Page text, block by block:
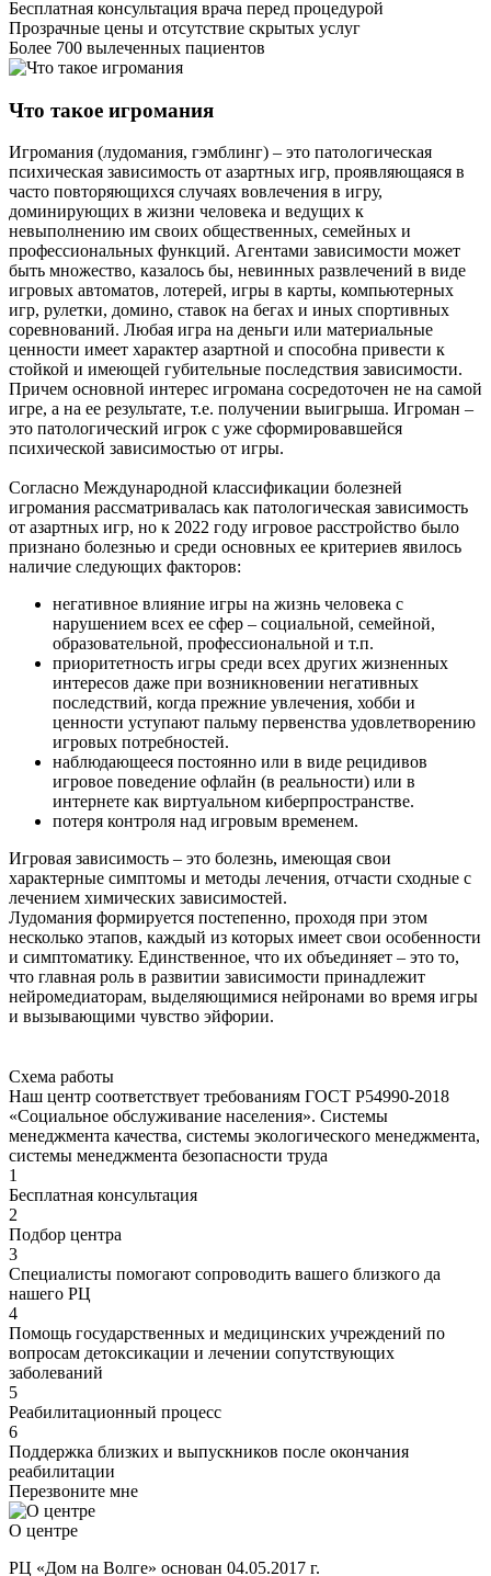
Бесплатная консультация врача перед процедурой
Прозрачные цены и отсутствие скрытых услуг
Более 700 вылеченных пациентов
Что такое игромания
Игромания (лудомания, гэмблинг) – это патологическая
психическая зависимость от азартных игр, проявляющаяся в
часто повторяющихся случаях вовлечения в игру,
доминирующих в жизни человека и ведущих к
невыполнению им своих общественных, семейных и
профессиональных функций. Агентами зависимости может
быть множество, казалось бы, невинных развлечений в виде
игровых автоматов, лотерей, игры в карты, компьютерных
игр, рулетки, домино, ставок на бегах и иных спортивных
соревнований. Любая игра на деньги или материальные
ценности имеет характер азартной и способна привести к
стойкой и имеющей губительные последствия зависимости.
Причем основной интерес игромана сосредоточен не на самой
игре, а на ее результате, т.е. получении выигрыша. Игроман –
это патологический игрок с уже сформировавшейся
психической зависимостью от игры.
Согласно Международной классификации болезней
игромания рассматривалась как патологическая зависимость
от азартных игр, но к 2022 году игровое расстройство было
признано болезнью и среди основных ее критериев явилось
наличие следующих факторов:
негативное влияние игры на жизнь человека с
нарушением всех ее сфер – социальной, семейной,
образовательной, профессиональной и т.п.
приоритетность игры среди всех других жизненных
интересов даже при возникновении негативных
последствий, когда прежние увлечения, хобби и
ценности уступают пальму первенства удовлетворению
игровых потребностей.
наблюдающееся постоянно или в виде рецидивов
игровое поведение офлайн (в реальности) или в
интернете как виртуальном киберпространстве.
потеря контроля над игровым временем.
Игровая зависимость – это болезнь, имеющая свои
характерные симптомы и методы лечения, отчасти сходные с
лечением химических зависимостей.
Лудомания формируется постепенно, проходя при этом
несколько этапов, каждый из которых имеет свои особенности
и симптоматику. Единственное, что их объединяет – это то,
что главная роль в развитии зависимости принадлежит
нейромедиаторам, выделяющимися нейронами во время игры
и вызывающими чувство эйфории.
Схема работы
Наш центр соответствует требованиям ГОСТ Р54990-2018
«Социальное обслуживание населения». Системы
менеджмента качества, системы экологического менеджмента,
системы менеджмента безопасности труда
1
Бесплатная консультация
2
Подбор центра
3
Специалисты помогают сопроводить вашего близкого да
нашего РЦ
4
Помощь государственных и медицинских учреждений по
вопросам детоксикации и лечении сопутствующих
заболеваний
5
Реабилитационный процесс
6
Поддержка близких и выпускников после окончания
реабилитации
Перезвоните мне
О центре
РЦ «Дом на Волге» основан 04.05.2017 г.